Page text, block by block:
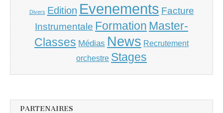
Divers Edition Evenements Facture
Instrumentale Formation Master-
Classes Médias News Recrutement
orchestre Stages
PARTENAIRES